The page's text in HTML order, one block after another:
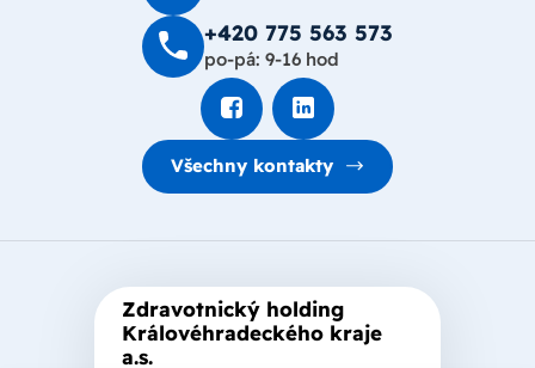
+420 775 563 573
po-pá: 9-16 hod
Všechny kontakty
Zdravotnický holding
Královéhradeckého kraje
a.s.